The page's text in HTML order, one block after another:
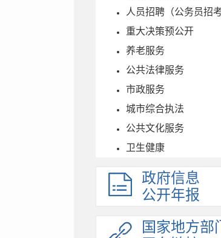
人员招聘（公务员招考
重大决策预公开
养老服务
公共法律服务
市政服务
城市综合执法
公共文化服务
卫生健康
政府信息
公开年报
国家地方部门